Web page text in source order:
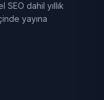
SEO dahil yıllık
yayına